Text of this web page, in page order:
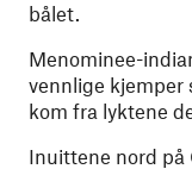
bålet.
Menominee-
vennlige kjemper
kom fra lyktene
Inuittene nord på